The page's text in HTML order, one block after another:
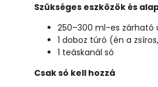
Szükséges eszközök és
250–300 ml-es zárható
1 doboz túró (én a
1 teáskanál só
Csak só kell hozzá